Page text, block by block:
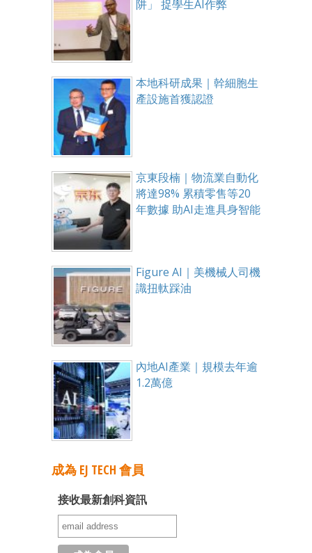
阱」 捉學生AI作弊
本地科研成果｜幹細胞生
產設施首獲認證
京東段楠｜物流業自動化
將達98% 累積零售等20
年數據 助AI走進具身智能
Figure AI｜美機械人司機
識扭軚踩油
內地AI產業｜規模去年逾
1.2萬億
成為 EJ TECH 會員
接收最新創科資訊